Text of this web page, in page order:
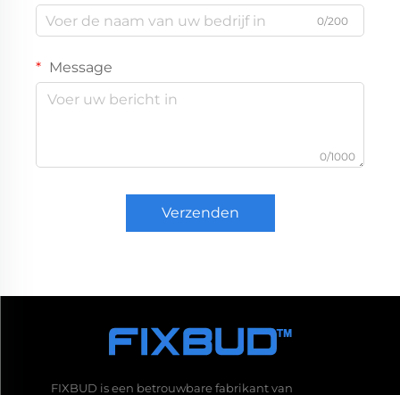
0/200
Message
0/1000
Verzenden
FIXBUD is een betrouwbare fabrikant van